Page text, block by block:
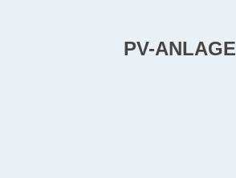
PV-ANLAGE